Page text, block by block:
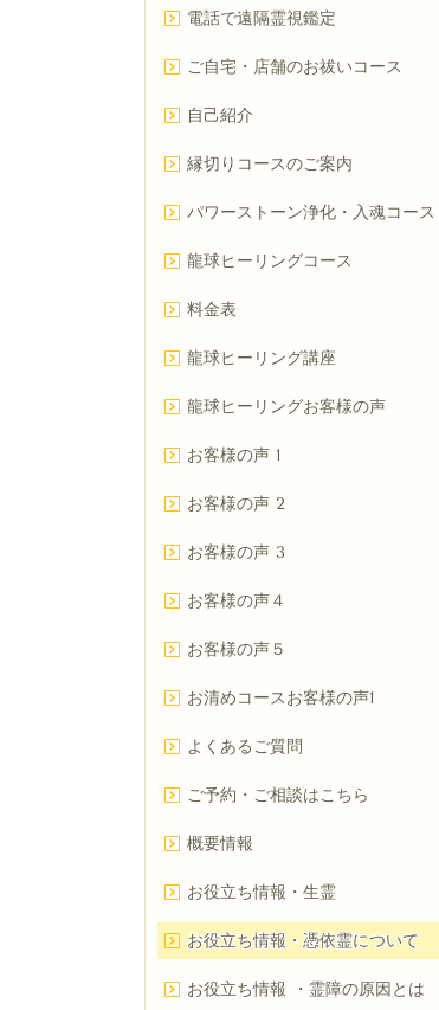
電話で遠隔霊視鑑定
ご自宅・店舗のお祓いコース
自己紹介
縁切りコースのご案内
パワーストーン浄化・入魂コース
龍球ヒーリングコース
料金表
龍球ヒーリング講座
龍球ヒーリングお客様の声
お客様の声 1
お客様の声 2
お客様の声 3
お客様の声４
お客様の声５
お清めコースお客様の声1
よくあるご質問
ご予約・ご相談はこちら
概要情報
お役立ち情報・生霊
お役立ち情報・憑依霊について
お役立ち情報 ・霊障の原因とは